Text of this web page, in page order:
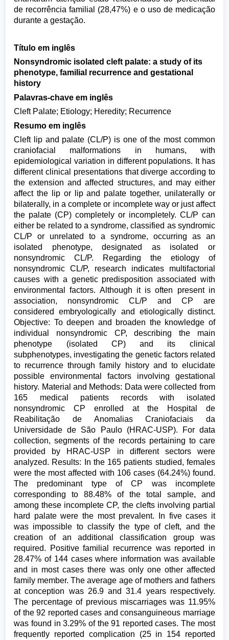
de recorrência familial (28,47%) e o uso de medicação
durante a gestação.
Título em inglês
Nonsyndromic isolated cleft palate: a study of its
phenotype, familial recurrence and gestational
history
Palavras-chave em inglês
Cleft Palate; Etiology; Heredity; Recurrence
Resumo em inglês
Cleft lip and palate (CL/P) is one of the most common
craniofacial malformations in humans, with
epidemiological variation in different populations. It has
different clinical presentations that diverge according to
the extension and affected structures, and may either
affect the lip or lip and palate together, unilaterally or
bilaterally, in a complete or incomplete way or just affect
the palate (CP) completely or incompletely. CL/P can
either be related to a syndrome, classified as syndromic
CL/P or unrelated to a syndrome, occurring as an
isolated phenotype, designated as isolated or
nonsyndromic CL/P. Regarding the etiology of
nonsyndromic CL/P, research indicates multifactorial
causes with a genetic predisposition associated with
environmental factors. Although it is often present in
association, nonsyndromic CL/P and CP are
considered embryologically and etiologically distinct.
Objective: To deepen and broaden the knowledge of
individual nonsyndromic CP, describing the main
phenotype (isolated CP) and its clinical
subphenotypes, investigating the genetic factors related
to recurrence through family history and to elucidate
possible environmental factors involving gestational
history. Material and Methods: Data were collected from
165 medical patients records with isolated
nonsyndromic CP enrolled at the Hospital de
Reabilitação de Anomalias Craniofaciais da
Universidade de São Paulo (HRAC-USP). For data
collection, segments of the records pertaining to care
provided by HRAC-USP in different sectors were
analyzed. Results: In the 165 patients studied, females
were the most affected with 106 cases (64.24%) found.
The predominant type of CP was incomplete
corresponding to 88.48% of the total sample, and
among these incomplete CP, the clefts involving partial
hard palate were the most prevalent. In five cases it
was impossible to classify the type of cleft, and the
creation of an additional classification group was
required. Positive familial recurrence was reported in
28.47% of 144 cases where information was available
and in most cases there was only one other affected
family member. The average age of mothers and fathers
at conception was 26.9 and 31.4 years respectively.
The percentage of previous miscarriages was 11.95%
of the 92 reported cases and consanguineous marriage
was found in 3.29% of the 91 reported cases. The most
frequently reported complication (25 in 154 reported